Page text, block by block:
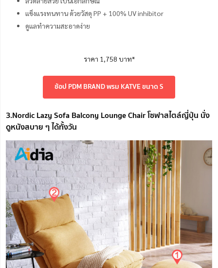
แข็งแรงทนทาน ด้วยวัสดุ PP + 100% UV inhibitor
ดูแลทำความสะอาดง่าย
ราคา 1,758 บาท*
ช้อป PDM BRAND พรม KATVE ขนาด S
3.Nordic Lazy Sofa Balcony Lounge Chair โซฟาสไตล์ญี่ปุ่น นั่ง
ดูหนังสบาย ๆ ได้ทั้งวัน